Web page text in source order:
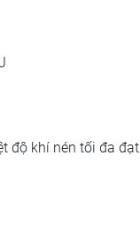
độ khí nén tối đa